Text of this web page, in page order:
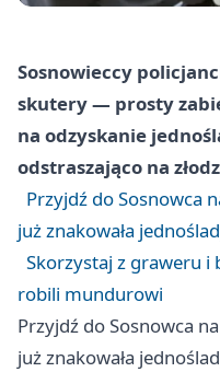
Sosnowieccy
skutery — prosty
na odzyskanie
odstraszająco na
Przyjdź do Sosnowca
już znakowała
Skorzystaj z graweru i
robili mundurowi
Przyjdź do Sosnowca
już znakowała